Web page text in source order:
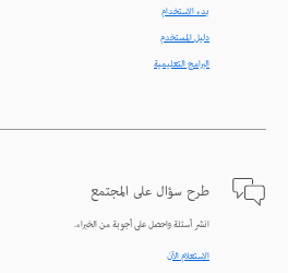
بدء الاستخدام
دليل المستخدم
البرامج التعليمية
طرح سؤال على المجتمع
انشر أسئلة واحصل على أجوبة من الخبراء.
الاستعلام الآن